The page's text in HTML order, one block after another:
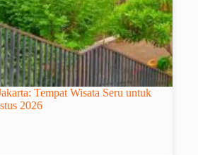
Tempat Wisata Seru untuk
2026